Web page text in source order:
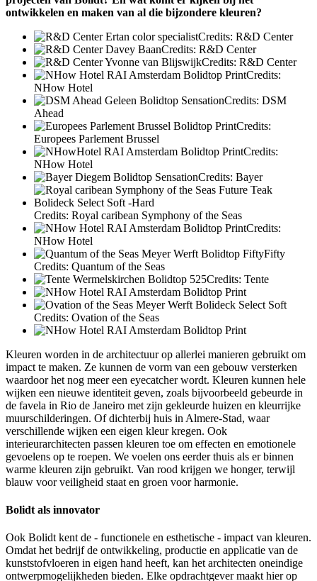
ontwikkelen en maken van al die bijzondere kleuren?
Credits: R&D Center
Credits: R&D Center
Credits: R&D Center
Credits:
NHow Hotel
Credits: DSM
Ahead
Credits:
Europees Parlement Brussel
Credits:
NHow Hotel
Credits: Bayer
Credits: Royal caribean Symphony of the Seas
Credits:
NHow Hotel
Credits: Quantum of the Seas
Credits: Tente
Credits: Ovation of the Seas
Kleuren worden in de architectuur op allerlei manieren gebruikt om
impact te maken. Ze kunnen de vorm van een gebouw versterken
waardoor het nog meer een eyecatcher wordt. Kleuren kunnen hele
wijken een nieuwe identiteit geven, zoals bijvoorbeeld gebeurde in
de favela in Rio de Janeiro met zijn gekleurde huizen en kleurrijke
muurschilderingen. Of dichterbij huis in Almere-Stad, waar
verschillende wijken een eigen kleur kregen. Ook
interieurarchitecten passen kleuren toe om effecten en emotionele
gevoelens op te roepen. We voelen ons eerder thuis als er binnen
warme kleuren zijn gebruikt. Van rood krijgen we honger, terwijl
blauw voor veiligheid staat en groen voor harmonie.
Bolidt als innovator
Ook Bolidt kent de - functionele en esthetische - impact van kleuren.
Omdat het bedrijf de ontwikkeling, productie en applicatie van de
kunststofvloeren in eigen hand heeft, kan het architecten oneindige
ontwerpmogelijkheden bieden. Elke opdrachtgever maakt hier op